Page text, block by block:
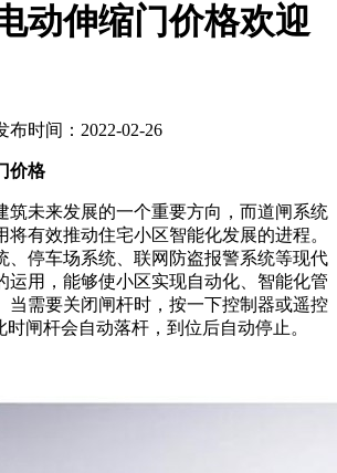
动伸缩门价格欢迎
布时间：2022-02-26
价格
筑未来发展的一个重要方向，而道闸系统
将有效推动住宅小区智能化发展的进程。
、停车场系统、联网防盗报警系统等现代
运用，能够使小区实现自动化、智能化管
当需要关闭闸杆时，按一下控制器或遥控
时闸杆会自动落杆，到位后自动停止。